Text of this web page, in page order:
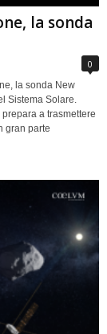
la sonda
0
la sonda New
Sistema Solare.
a trasmettere
gran parte